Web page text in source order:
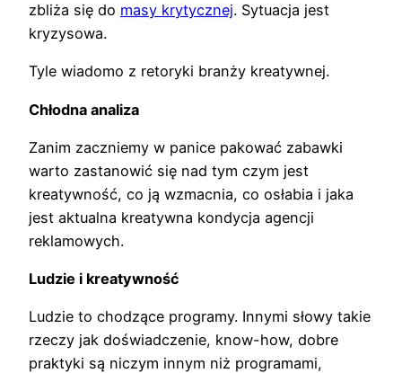
zbliża się do masy krytycznej. Sytuacja jest
kryzysowa.
Tyle wiadomo z retoryki branży kreatywnej.
Chłodna analiza
Zanim zaczniemy w panice pakować zabawki
warto zastanowić się nad tym czym jest
kreatywność, co ją wzmacnia, co osłabia i jaka
jest aktualna kreatywna kondycja agencji
reklamowych.
Ludzie i kreatywność
Ludzie to chodzące programy. Innymi słowy takie
rzeczy jak doświadczenie, know-how, dobre
praktyki są niczym innym niż programami,